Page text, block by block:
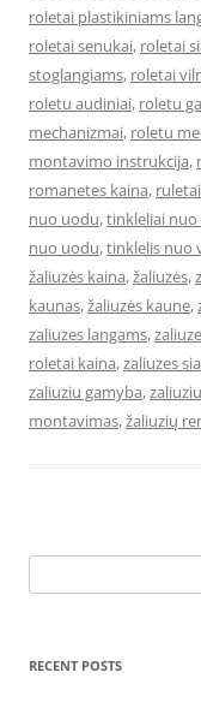
roletai plastikiniams
roletai senukai, roletai
stoglangiams, roletai
roletu audiniai, roletu
mechanizmai, roletu
montavimo instrukcija,
romanetes kaina, ruletai
nuo uodu,tinkleliai
nuo uodu,tinklelis nuo
žaliuzės kaina,žaliuzės,
kaunas,žaliuzės kaune,
zaliuzes langams,
roletai kaina,zaliuzes
zaliuziu gamyba,
montavimas,žaliuzių
for:
RECENT POSTS